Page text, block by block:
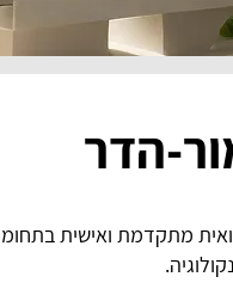
הדר
מתקדמת ואישית בתחומי